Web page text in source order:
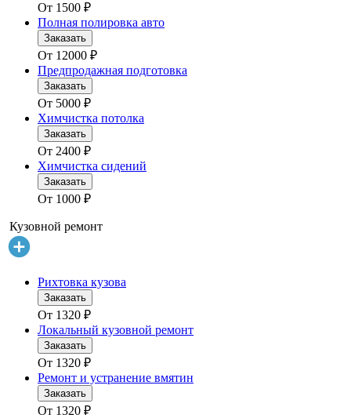
От 1500 ₽
Полная полировка авто
Заказать
От 12000 ₽
Предпродажная подготовка
Заказать
От 5000 ₽
Химчистка потолка
Заказать
От 2400 ₽
Химчистка сидений
Заказать
От 1000 ₽
Кузовной ремонт
Рихтовка кузова
Заказать
От 1320 ₽
Локальный кузовной ремонт
Заказать
От 1320 ₽
Ремонт и устранение вмятин
Заказать
От 1320 ₽